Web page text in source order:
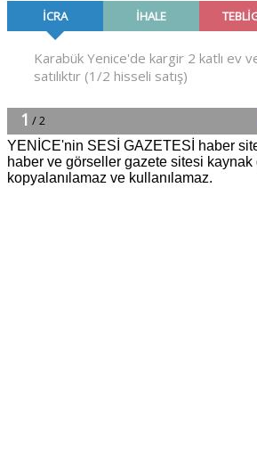
YENİCE'nin SESİ GAZETESİ haber
haber ve görseller gazete sitesi
kopyalanılamaz ve kullanılamaz.